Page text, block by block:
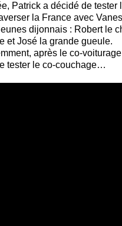
Patrick a décidé de
la France avec
dijonnais : Robert le
et José la grande gueule.
après le co-
tester le co-couchage…